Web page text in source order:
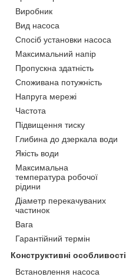
Виробник
Вид насоса
Спосіб установки насоса
Максимальний напір
Пропускна здатність
Споживана потужність
Напруга мережі
Частота
Підвищення тиску
Глибина до дзеркала води
Якість води
Максимальна
температура робочої
рідини
Діаметр перекачуваних
частинок
Вага
Гарантійний термін
Конструктивні особливості
Встановлення насоса